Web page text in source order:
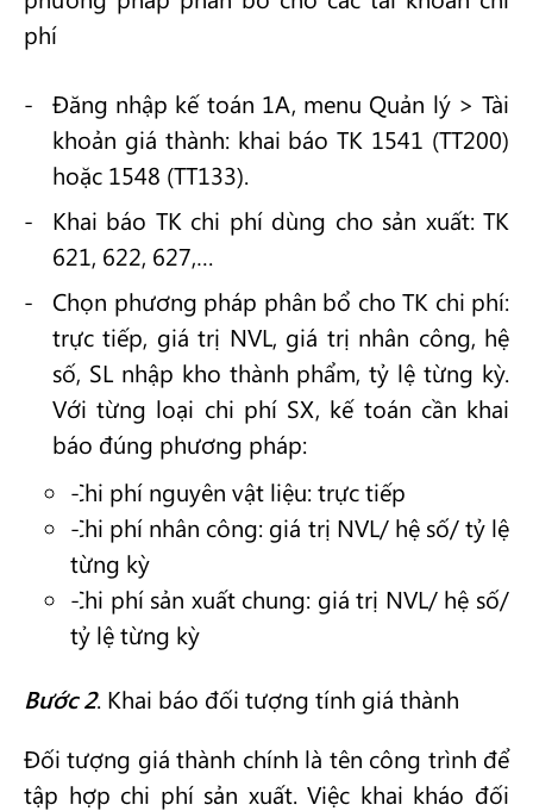
phí
Đăng nhập kế toán 1A, menu Quản lý > Tài
khoản giá thành: khai báo TK 1541 (TT200)
hoặc 1548 (TT133).
Khai báo TK chi phí dùng cho sản xuất: TK
621, 622, 627,…
Chọn phương pháp phân bổ cho TK chi phí:
trực tiếp, giá trị NVL, giá trị nhân công, hệ
số, SL nhập kho thành phẩm, tỷ lệ từng kỳ.
Với từng loại chi phí SX, kế toán cần khai
báo đúng phương pháp:
Chi phí nguyên vật liệu: trực tiếp
Chi phí nhân công: giá trị NVL/ hệ số/ tỷ lệ
từng kỳ
Chi phí sản xuất chung: giá trị NVL/ hệ số/
tỷ lệ từng kỳ
Bước 2. Khai báo đối tượng tính giá thành
Đối tượng giá thành chính là tên công trình để
tập hợp chi phí sản xuất. Việc khai kháo đối